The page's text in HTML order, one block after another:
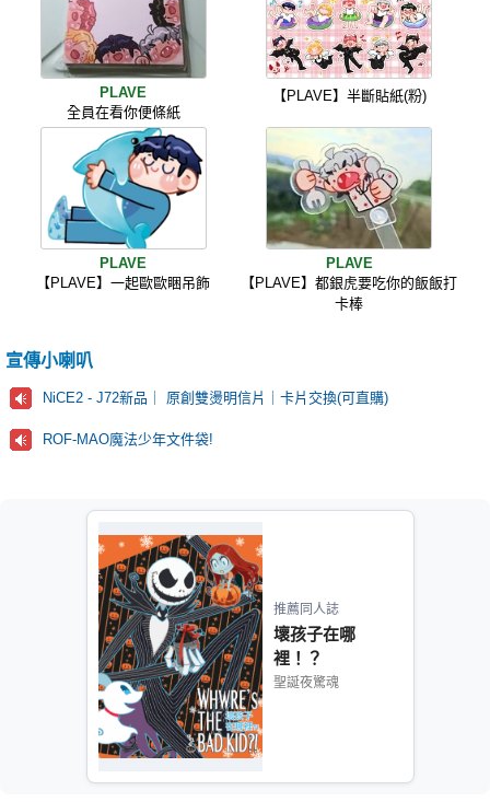
PLAVE
全員在看你便條紙
【PLAVE】半斷貼紙(粉)
PLAVE
【PLAVE】一起歐歐睏吊飾
PLAVE
【PLAVE】都銀虎要吃你的飯飯打
卡棒
宣傳小喇叭
NiCE2 - J72新品｜ 原創雙燙明信片｜卡片交換(可直購)
ROF-MAO魔法少年文件袋!
推薦同人誌
壞孩子在哪
裡！？
聖誕夜驚魂